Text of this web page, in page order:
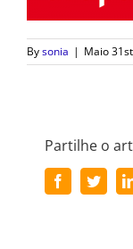
Bysonia | Maio
Partilhe o
Facebook